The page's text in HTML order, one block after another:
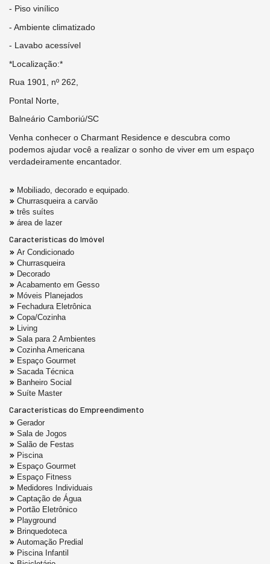
- Piso vinílico
- Ambiente climatizado
- Lavabo acessível
*Localização:*
Rua 1901, nº 262,
Pontal Norte,
Balneário Camboriú/SC
Venha conhecer o Charmant Residence e descubra como
podemos ajudar você a realizar o sonho de viver em um espaço
verdadeiramente encantador.
Mobiliado, decorado e equipado.
Churrasqueira a carvão
três suítes
área de lazer
Características do Imóvel
Ar Condicionado
Churrasqueira
Decorado
Acabamento em Gesso
Móveis Planejados
Fechadura Eletrônica
Copa/Cozinha
Living
Sala para 2 Ambientes
Cozinha Americana
Espaço Gourmet
Sacada Técnica
Banheiro Social
Suíte Master
Características do Empreendimento
Gerador
Sala de Jogos
Salão de Festas
Piscina
Espaço Gourmet
Espaço Fitness
Medidores Individuais
Captação de Água
Portão Eletrônico
Playground
Brinquedoteca
Automação Predial
Piscina Infantil